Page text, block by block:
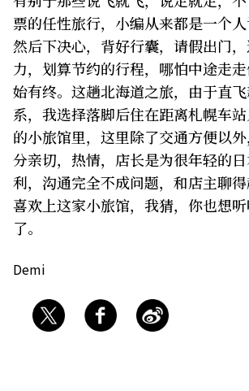
票的任性旅行，小编从来都是一个人
然后下决心，背好行囊，请假出门
力，划算节约的行程，哪怕中途走
始有终。这趟北海道之旅，由于直
系，我选择落脚后住在距离札幌车
的小旅馆里，这里除了交通方便以
分亲切，热情，店长是为很年轻的
利，沟通完全不成问题，和店主聊
喜欢上这家小旅馆，我猜，你也想
了。
Demi